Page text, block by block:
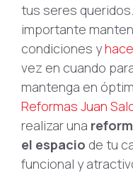
tus seres
importante
condiciones y
vez en cuando
mantenga en
Reformas Juan
realizar una
el espacio de tu
funcional y